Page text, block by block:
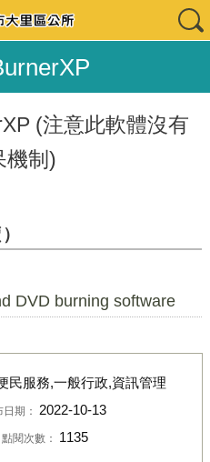
(注意此軟體沒有
機制)
DVD burning software
民服務,一般行政,資訊管理
日期： 2022-10-13
點閱次數： 1135